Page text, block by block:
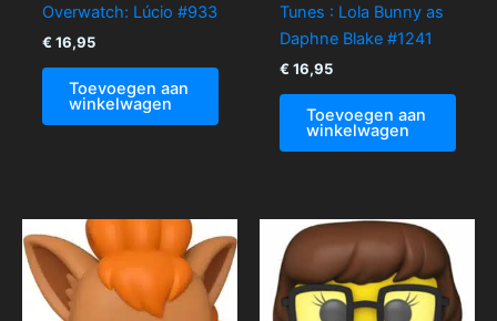
Overwatch: Lúcio #933
€ 16,95
Toevoegen aan
winkelwagen
Tunes : Lola Bunny as
Daphne Blake #1241
€ 16,95
Toevoegen aan
winkelwagen